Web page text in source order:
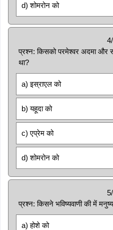
d) शोमरोन को
प्रश्न: किसको परमेश्वर अदमा और
था?
a) इस्राएल को
b) यहूदा को
c) एप्रेम को
d) शोमरोन को
प्रश्न: किसने भविष्यवाणी की में
a) होशे को